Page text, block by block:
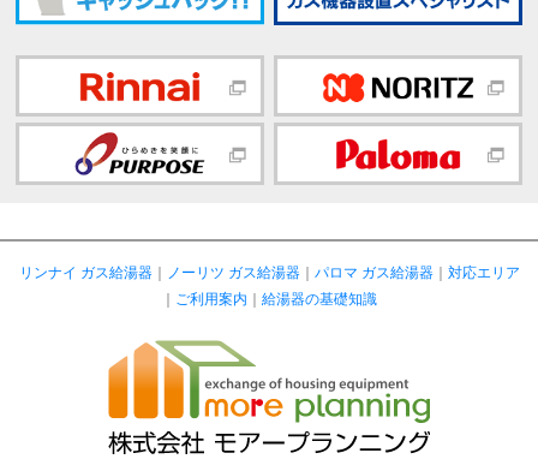
リンナイ ガス給湯器｜ ノーリツ ガス給湯器｜ パロマ ガス給湯器｜ 対応エリア
｜ ご利用案内 ｜ 給湯器の基礎知識